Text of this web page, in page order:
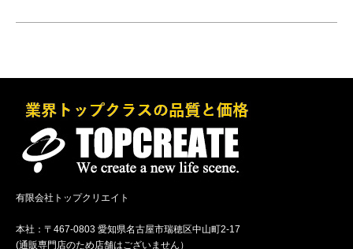
有限会社トップクリエイト
本社：〒467-0803 愛知県名古屋市瑞穂区中山町2-17
(通販専門店のため店舗はございません）